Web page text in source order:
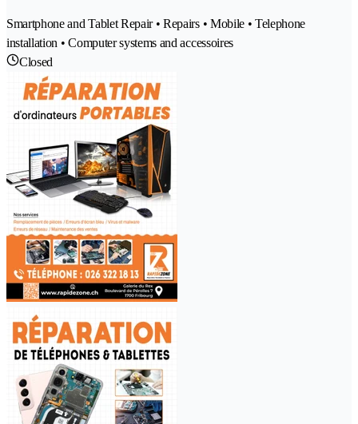
Smartphone and Tablet Repair • Repairs • Mobile • Telephone
installation • Computer systems and accessoires
Closed